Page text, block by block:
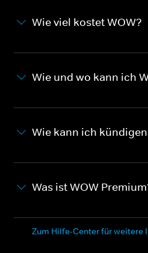
Wie viel kostet WOW?
Wie und wo kann ich
Wie kann ich
Was ist WOW
Zum Hilfe-Center für weitere